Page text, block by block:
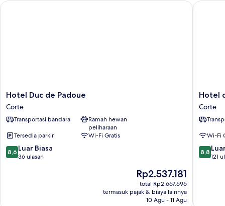
Hotel
Duc
de
Padoue
Hotel Duc de Padoue
Corte
Transportasi bandara
Ramah hewan
peliharaan
Tersedia parkir
Wi-Fi Gratis
8.6
dari
8,6 Luar Biasa
36 ulasan
Harga
sekarang
Rp2.537.181
Rp2.537.181
total Rp2.667.696
termasuk pajak & biaya lainnya
10 Agu - 11 Agu
Hotel Duc de Padoue
Hotel
du
Nord
Corte
Hotel
Corte
Wi-Fi
8.8
dari
8,8
121
Hotel